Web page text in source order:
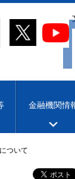
金融機関情
ついて